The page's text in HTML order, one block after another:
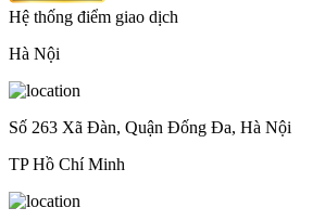
Hệ thống điểm giao dịch
Hà Nội
Số 263 Xã Đàn, Quận Đống Đa, Hà Nội
TP Hồ Chí Minh